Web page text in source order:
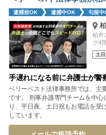
逮捕前OK 逮捕中OK 勾留中
柏市
グ4
土
手遅れになる前に弁護士が警
ベリーベスト法律事務所では、主
です。 刑事弁護専門チームを中
り、平日夜、土日祝もお電話を受
しています。